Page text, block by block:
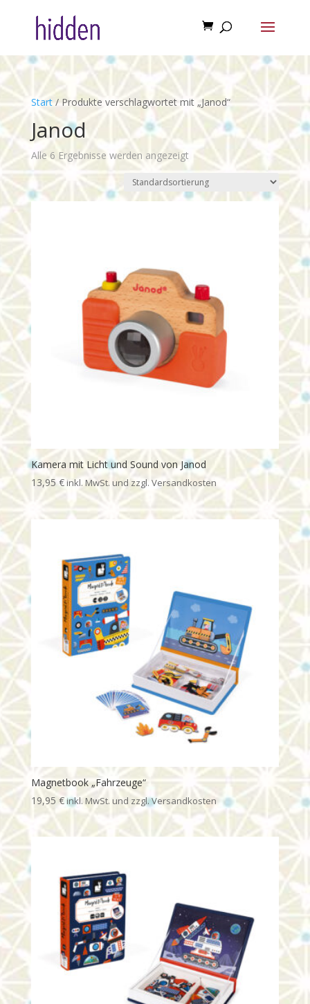
Start/ Produkte verschlagwortet mit „Janod“
Janod
Alle 6 Ergebnisse werden angezeigt
Kamera mit Licht und Sound von Janod
13,95€
Magnetbook „Fahrzeuge“
19,95 €